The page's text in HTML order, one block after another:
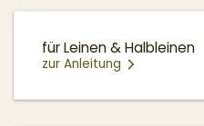
für Leinen & Halbleinen
zur Anleitung